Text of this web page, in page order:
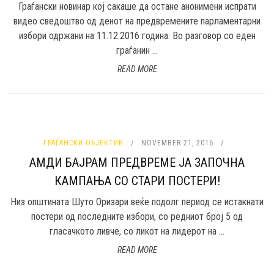
Граѓански новинар кој сакаше да остане анонимени испрати
видео сведоштво од денот на предвремените парламентарни
избори одржани на 11.12.2016 година. Во разговор со еден
граѓанин ...
READ MORE
ГРАЃАНСКИ ОБЈЕКТИВ NOVEMBER 21, 2016
АМДИ БАЈРАМ ПРЕДВРЕМЕ ЈА ЗАПОЧНА
КАМПАЊА СО СТАРИ ПОСТЕРИ!
Низ општината Шуто Оризари веќе подолг период се истакнати
постери од последните избори, со редниот број 5 од
гласачкото ливче, со ликот на лидерот на ...
READ MORE